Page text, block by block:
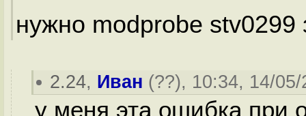
нужно modprobe
2.24, Иван (??), 10:34, 14/05/
у меня эта ошибка при